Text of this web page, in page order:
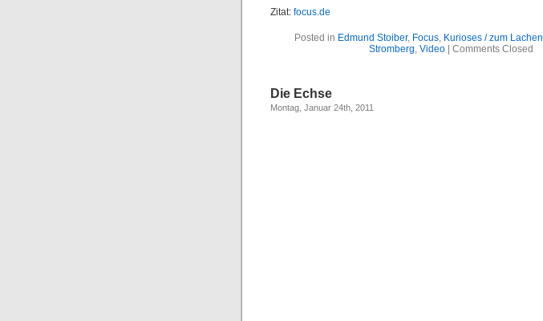
Zitat: focus.de
Posted in Edmund Stoiber, Focus, Kurioses / zum Lachen
Stromberg, Video| Comments Closed
Die Echse
Montag, Januar 24th, 2011